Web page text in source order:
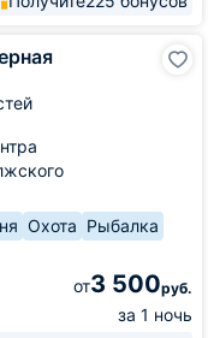
Охота Рыбалка
от3 500руб.
за 1 ночь